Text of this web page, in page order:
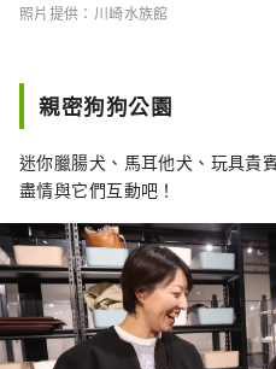
照片提供：川崎水族館
親密狗狗公園
迷你臘腸犬、馬耳他犬、玩具貴
盡情與它們互動吧！